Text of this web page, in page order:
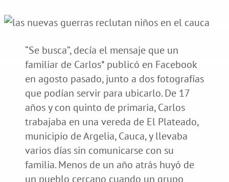
“Se busca”, decía el mensaje que un
familiar de Carlos* publicó en Facebook
en agosto pasado, junto a dos fotografías
que podían servir para ubicarlo. De 17
años y con quinto de primaria, Carlos
trabajaba en una vereda de El Plateado,
municipio de Argelia, Cauca, y llevaba
varios días sin comunicarse con su
familia. Menos de un año atrás huyó de
un pueblo cercano cuando un grupo